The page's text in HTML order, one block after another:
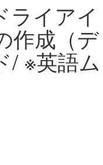
ライアイ
作成（デ
/ ※英語ム